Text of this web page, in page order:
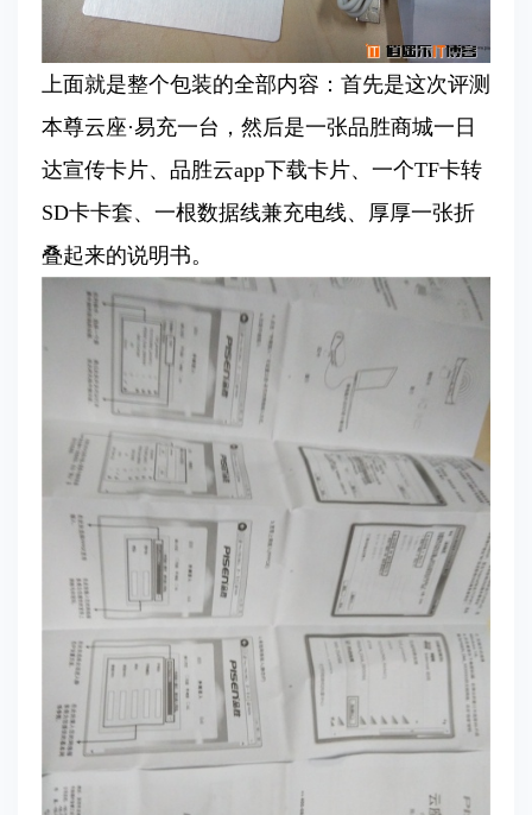
上面就是整个包装的全部内容：首先是这次评测
本尊云座·易充一台，然后是一张品胜商城一日
达宣传卡片、品胜云app下载卡片、一个TF卡转
SD卡卡套、一根数据线兼充电线、厚厚一张折
叠起来的说明书。